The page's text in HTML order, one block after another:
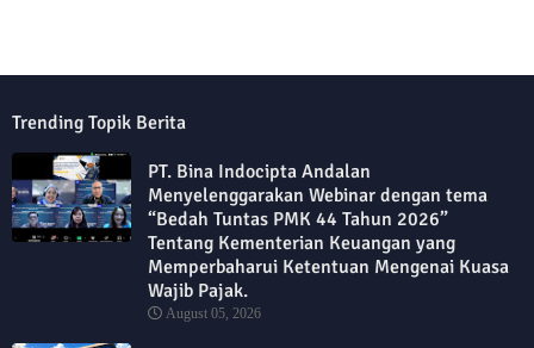
Trending Topik Berita
PT. Bina Indocipta Andalan
Menyelenggarakan Webinar dengan tema
“Bedah Tuntas PMK 44 Tahun 2026”
Tentang Kementerian Keuangan yang
Memperbaharui Ketentuan Mengenai Kuasa
Wajib Pajak.
August 05, 2026